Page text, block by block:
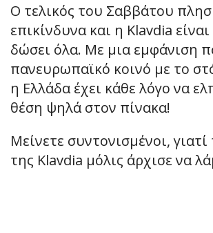
Ο τελικός του Σαββάτου
επικίνδυνα και η Klavdia
δώσει όλα. Με μια εμφάνιση
πανευρωπαϊκό κοινό με το
η Ελλάδα έχει κάθε λόγο να
θέση ψηλά στον πίνακα!
Μείνετε συντονισμένοι, γιατί
της Klavdia μόλις άρχισε να